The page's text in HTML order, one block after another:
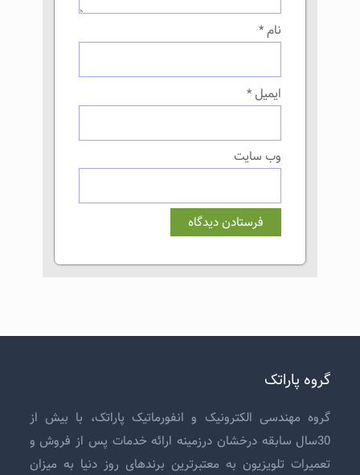
نام*
ایمیل *
وب‌ سایت
گروه پاراتک
گروه مهندسی الکترونیک و انفورماتیک پاراتک، با بیش از
30سال سابقه درخشان درزمینه ارائه خدمات پس از فروش و
تعمیرات تلویزیون به معتبرترین برندهای روز دنیا به میزان